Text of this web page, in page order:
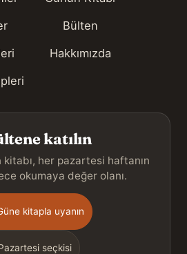
Bülten
Hakkımızda
katılın
her pazartesi haftanın
okumaya değer olanı.
kitapla uyanın
seçkisi